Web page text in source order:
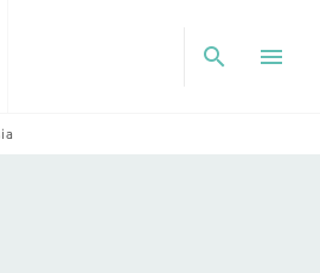
search menu